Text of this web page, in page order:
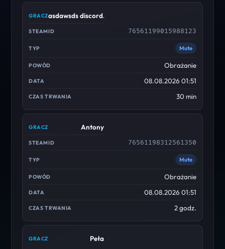
asdawsds discord.gg/cscdc
76561199015988123
Mute
Obrażanie
08.08.2026 01:51
30 min
Antony
76561198312561350
Mute
Obrażanie
08.08.2026 01:51
2 godz.
Peła